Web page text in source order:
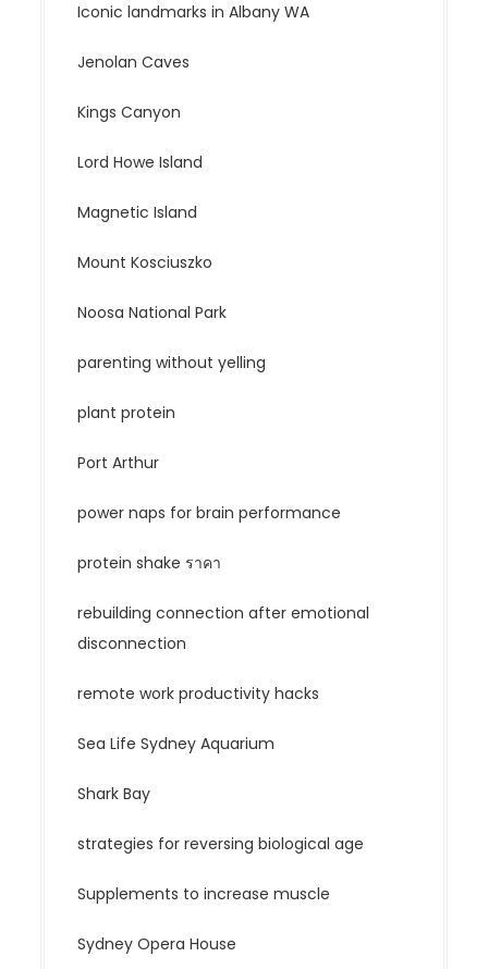
Iconic landmarks in Albany WA
Jenolan Caves
Kings Canyon
Lord Howe Island
Magnetic Island
Mount Kosciuszko
Noosa National Park
parenting without yelling
plant protein
Port Arthur
power naps for brain performance
protein shake ราคา
rebuilding connection after emotional
disconnection
remote work productivity hacks
Sea Life Sydney Aquarium
Shark Bay
strategies for reversing biological age
Supplements to increase muscle
Sydney Opera House